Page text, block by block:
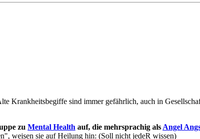
Krankheitsbegiffe sind immer gefährlich, auch in
zu Mental Health auf, die mehrsprachig alsAngel
weisen sie auf Heilung hin: (Soll nicht jedeR wissen)